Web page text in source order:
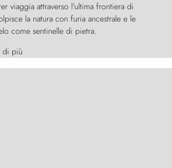
viaggia attraverso l'ultima frontiera di
la natura con furia ancestrale e le
come sentinelle di pietra.
di più